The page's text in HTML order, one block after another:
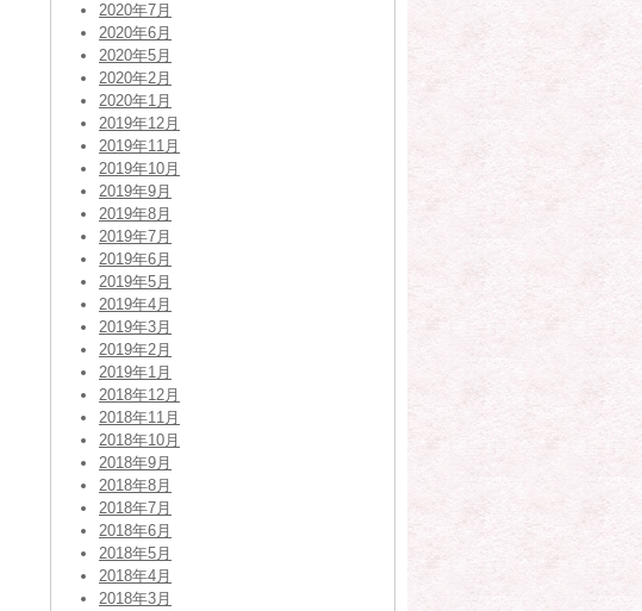
2020年7月
2020年6月
2020年5月
2020年2月
2020年1月
2019年12月
2019年11月
2019年10月
2019年9月
2019年8月
2019年7月
2019年6月
2019年5月
2019年4月
2019年3月
2019年2月
2019年1月
2018年12月
2018年11月
2018年10月
2018年9月
2018年8月
2018年7月
2018年6月
2018年5月
2018年4月
2018年3月